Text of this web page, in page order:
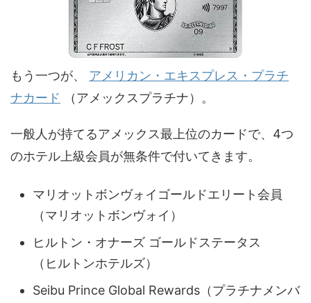
もう一つが、 アメリカン・エキスプレス・プラチ
ナカード （アメックスプラチナ）。
一般人が持てるアメックス最上位のカードで、4つ
のホテル上級会員が無条件で付いてきます。
マリオットボンヴォイゴールドエリート会員
（マリオットボンヴォイ）
ヒルトン・オナーズ ゴールドステータス
（ヒルトンホテルズ）
Seibu Prince Global Rewards（プラチナメンバ